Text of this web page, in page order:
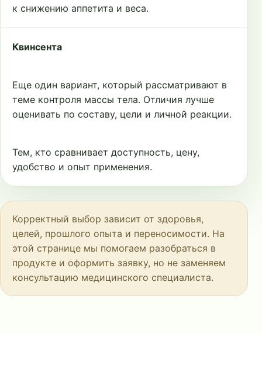
к снижению аппетита и веса.
Квинсента
Еще один вариант, который рассматривают в
теме контроля массы тела. Отличия лучше
оценивать по составу, цели и личной реакции.
Тем, кто сравнивает доступность, цену,
удобство и опыт применения.
Корректный выбор зависит от здоровья,
целей, прошлого опыта и переносимости. На
этой странице мы помогаем разобраться в
продукте и оформить заявку, но не заменяем
консультацию медицинского специалиста.